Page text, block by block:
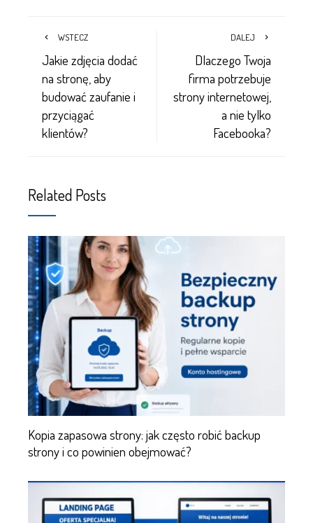
WSTECZ
Jakie zdjęcia dodać
na stronę, aby
budować zaufanie i
przyciągać
klientów?
DALEJ
Dlaczego Twoja
firma potrzebuje
strony internetowej,
a nie tylko
Facebooka?
Related Posts
Kopia zapasowa strony: jak często robić backup
strony i co powinien obejmować?